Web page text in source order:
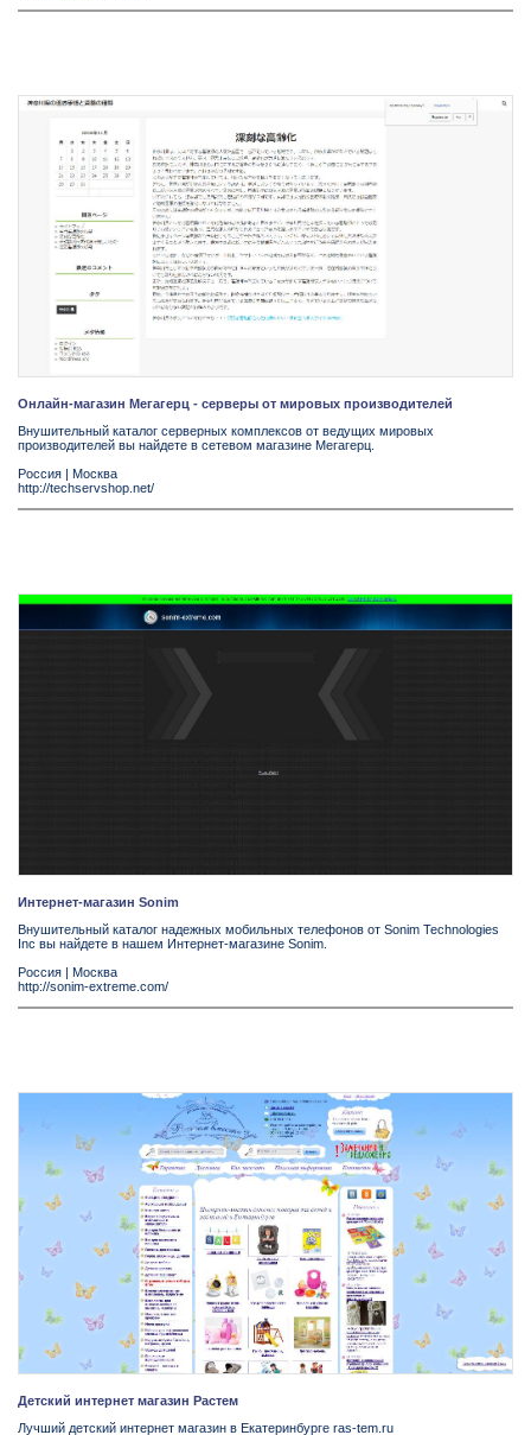
Онлайн-магазин Мегагерц - серверы от мировых производителей
Внушительный каталог серверных комплексов от ведущих мировых
производителей вы найдете в сетевом магазине Мегагерц.
Россия | Москва
http://techservshop.net/
Интернет-магазин Sonim
Внушительный каталог надежных мобильных телефонов от Sonim Technologies
Inc вы найдете в нашем Интернет-магазине Sonim.
Россия | Москва
http://sonim-extreme.com/
Детский интернет магазин Растем
Лучший детский интернет магазин в Екатеринбурге ras-tem.ru